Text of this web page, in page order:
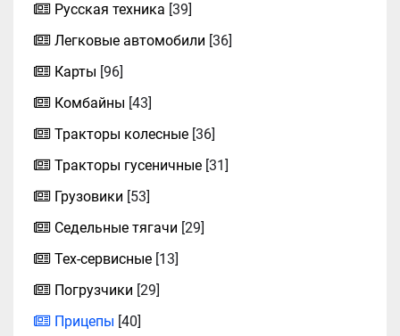
Русская техника [39]
Легковые автомобили [36]
Карты [96]
Комбайны [43]
Тракторы колесные [36]
Тракторы гусеничные [31]
Грузовики [53]
Седельные тягачи [29]
Тех-сервисные [13]
Погрузчики [29]
Прицепы [40]